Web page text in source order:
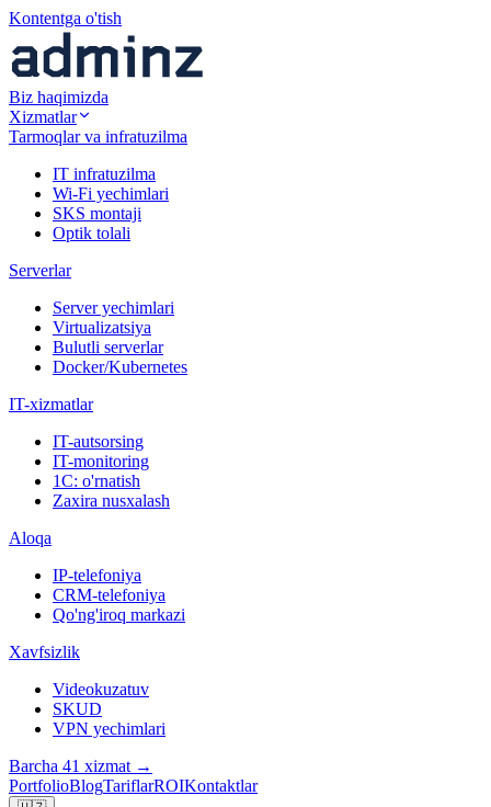
Kontentga o'tish
Biz haqimizda
Xizmatlar
Tarmoqlar va infratuzilma
IT infratuzilma
Wi-Fi yechimlari
SKS montaji
Optik tolali
Serverlar
Server yechimlari
Virtualizatsiya
Bulutli serverlar
Docker/Kubernetes
IT-xizmatlar
IT-autsorsing
IT-monitoring
1C: o'rnatish
Zaxira nusxalash
Aloqa
IP-telefoniya
CRM-telefoniya
Qo'ng'iroq markazi
Xavfsizlik
Videokuzatuv
SKUD
VPN yechimlari
Barcha 41 xizmat →
PortfolioBlogTariflarROIKontaktlar